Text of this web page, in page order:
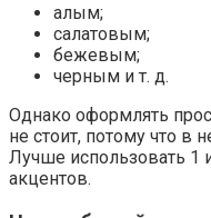
алым;
салатовым;
бежевым;
черным и т. д.
Однако оформлять
не стоит, потому что в
Лучше использовать 1
акцентов.